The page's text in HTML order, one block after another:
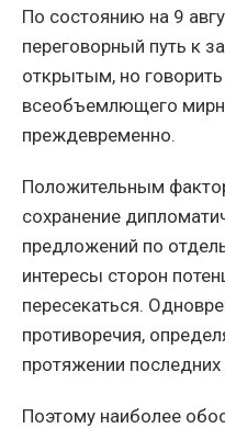
По состоянию на 9
переговорный путь к
открытым, но
всеобъемлющего
преждевременно.
Положительным
сохранение
предложений по
интересы сторон
пересекаться.
противоречия,
протяжении последних
Поэтому наиболее